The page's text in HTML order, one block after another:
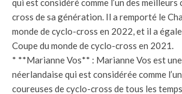
qui est considéré comme l’un des
cross de sa génération. Il a remporté le
monde de cyclo-cross en 2022, et il a
Coupe du monde de cyclo-cross en 2021.
* **Marianne Vos** : Marianne Vos est
néerlandaise qui est considérée comme
coureuses de cyclo-cross de tous les